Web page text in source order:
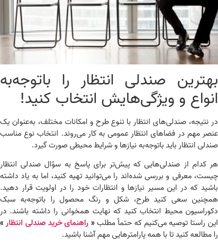
صندلی انتظار را باتوجه‌به
و ویژگی‌هایش انتخاب کنید!
نتیجه، صندلی‌های انتظار با تنوع طرح و امکانات مختلف، به‌عنوان یک
مهم در فضاهای انتظار عمومی به کار می‌روند. انتخاب نوع مناسب
انتظار باید باتوجه‌به نیازها و شرایط محیطی صورت گیرد.
کدام از صندلی‌هایی که پیش‌تر برای پاسخ به سؤال صندلی انتظار
معرفی و بررسی شده‌اند را می‌توانید تهیه کنید، اما به یاد داشته
که در این مسیر نیازها و انتظارات خود را در اولویت قرار دهید.
سعی کنید طرح، شکل و رنگ محصول را باتوجه‌به سبک
محیط انتخاب کنید که نهایت همخوانی را داشته باشند. در
راستا توصیه می‌کنیم که حتماً مطلب«راهنمای خرید صندلی انتظار»
مطالعه کنید تا با همه پارامترهایی مهم آشنا باشید.